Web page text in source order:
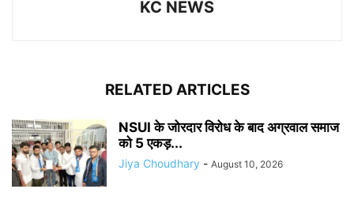
KC NEWS
RELATED ARTICLES
NSUI के जोरदार विरोध के बाद अग्रवाल समाज
को 5 एकड़...
Jiya Choudhary - August 10, 2026